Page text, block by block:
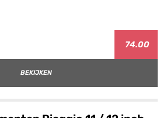
74.00
BEKIJKEN